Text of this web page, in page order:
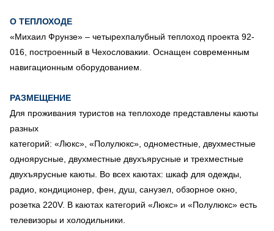
О ТЕПЛОХОДЕ
«Михаил Фрунзе» – четырехпалубный теплоход проекта 92-
016, построенный в Чехословакии. Оснащен современным
навигационным оборудованием.
РАЗМЕЩЕНИЕ
Для проживания туристов на теплоходе представлены каюты
разных
категорий: «Люкс», «Полулюкс», одноместные, двухместные
одноярусные, двухместные двухъярусные и трехместные
двухъярусные каюты. Во всех каютах: шкаф для одежды,
радио, кондиционер, фен, душ, санузел, обзорное окно,
розетка 220V. В каютах категорий «Люкс» и «Полулюкс» есть
телевизоры и холодильники.